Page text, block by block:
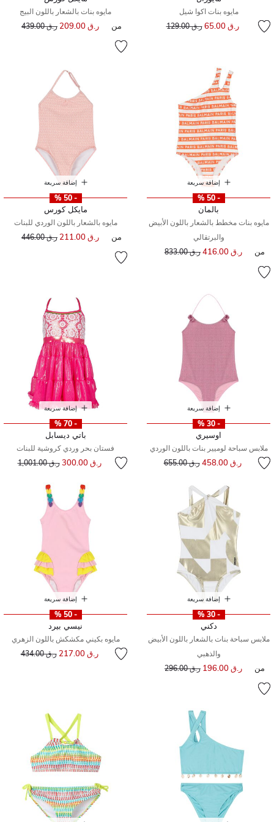
مايوه بنات اكوا شيل
ر.ق 65.00 سعر مخفض منر.ق 129.00
مايوه بنات بالشعار باللون البيج
من ر.ق 209.00 سعر مخفض من
ر.ق 439.00 إلى
إضافة سريعة
- 50 %
بالمان
مايوه بنات مخطط بالشعار باللون الأبيض
والبرتقالي
من ر.ق 416.00 سعر مخفض منر.ق 833.00
إضافة سريعة
- 50 %
مايكل كورس
مايوه بالشعار باللون الوردي للبنات
من ر.ق 211.00 سعر مخفض من
ر.ق 446.00 إلى
إضافة سريعة
- 30 %
اوسيري
ملابس سباحة لوميير بنات باللون الوردي
ر.ق 458.00 سعر مخفض منر.ق 655.00
إضافة سريعة
- 70 %
باتي ديسابل
فستان بحر وردي كروشية للبنات
ر.ق 300.00 سعر مخفض من
ر.ق 1,001.00 إلى
إضافة سريعة
- 30 %
دكني
ملابس سباحة بنات بالشعار باللون الأبيض
والذهبي
من ر.ق 196.00 سعر مخفض منر.ق 296.00
إضافة سريعة
- 50 %
نيسي بيرد
مايوه بكيني مكشكش باللون الزهري
ر.ق 217.00 سعر مخفض من
ر.ق 434.00 إلى